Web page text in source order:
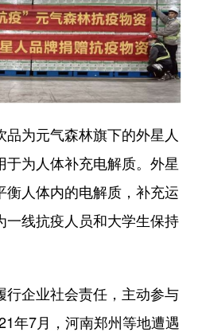
为元气森林旗下的外星人
为人体补充电解质。外星
衡人体内的电解质，补充运
线抗疫人员和大学生保持
行企业社会责任，主动参与
年7月，河南郑州等地遭遇